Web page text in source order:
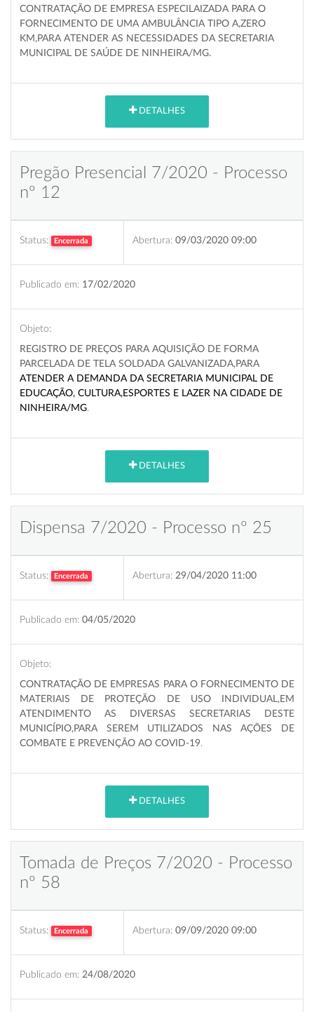
CONTRATAÇÃO DE EMPRESA ESPECILAIZADA PARA O
FORNECIMENTO DE UMA AMBULÂNCIA TIPO A,ZERO
KM,PARA ATENDER AS NECESSIDADES DA SECRETARIA
MUNICIPAL DE SAÚDE DE NINHEIRA/MG.
DETALHES
Pregão Presencial 7/2020 - Processo
nº 12
Status: Encerrada Abertura: 09/03/2020 09:00
Publicado em: 17/02/2020
Objeto:
REGISTRO DE PREÇOS PARA AQUISIÇÃO DE FORMA
PARCELADA DE TELA SOLDADA GALVANIZADA,PARA
ATENDER A DEMANDA DA SECRETARIA MUNICIPAL DE
EDUCAÇÃO, CULTURA,ESPORTES E LAZER NA CIDADE DE
NINHEIRA/MG
DETALHES
Dispensa 7/2020 - Processo nº 25
Status: Encerrada Abertura: 29/04/2020 11:00
Publicado em: 04/05/2020
Objeto:
CONTRATAÇÃO DE EMPRESAS PARA O FORNECIMENTO DE
MATERIAIS DE PROTEÇÃO DE USO INDIVIDUAL,EM
ATENDIMENTO AS DIVERSAS SECRETARIAS DESTE
MUNICÍPIO,PARA SEREM UTILIZADOS NAS AÇÕES DE
COMBATE E PREVENÇÃO AO COVID-19
DETALHES
Tomada de Preços 7/2020 - Processo
nº 58
Status: Encerrada Abertura: 09/09/2020 09:00
Publicado em: 24/08/2020